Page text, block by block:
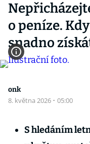
o peníze.
snadno
onk
8. května 2026 · 05:00
S hledáním